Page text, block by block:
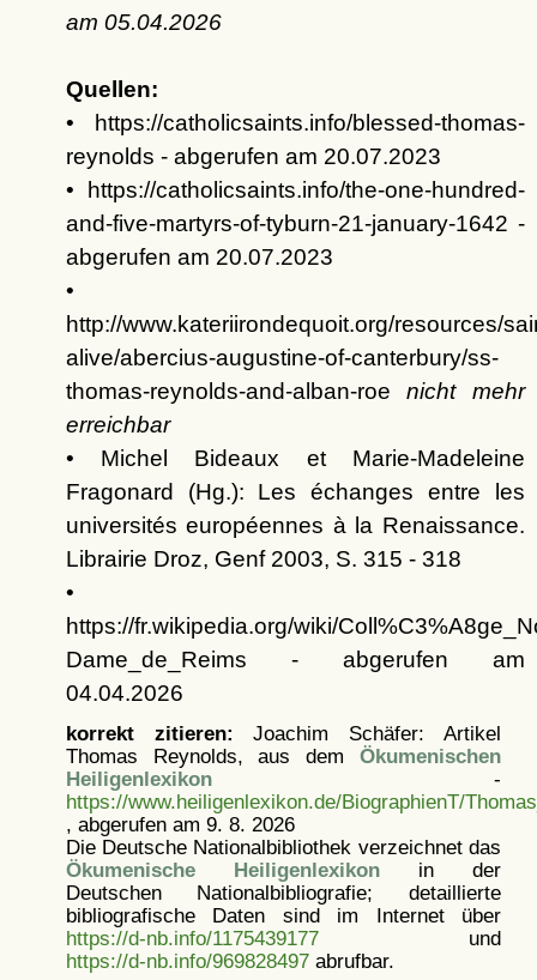
am 05.04.2026
Quellen:
• https://catholicsaints.info/blessed-thomas-
reynolds - abgerufen am 20.07.2023
• https://catholicsaints.info/the-one-hundred-
and-five-martyrs-of-tyburn-21-january-1642 -
abgerufen am 20.07.2023
•
http://www.kateriirondequoit.org/resources/
alive/abercius-augustine-of-canterbury/ss-
thomas-reynolds-and-alban-roenicht mehr
erreichbar
• Michel Bideaux et Marie-Madeleine
Fragonard (Hg.): Les échanges entre les
universités européennes à la Renaissance.
Librairie Droz, Genf 2003, S. 315 - 318
•
https://fr.wikipedia.org/wiki/
Dame_de_Reims - abgerufen am
04.04.2026
korrekt zitieren: Joachim Schäfer: Artikel
Thomas Reynolds, aus dem Ökumenischen
Heiligenlexikon-
https://www.heiligenlexikon.de/BiographienT/
, abgerufen am 9. 8. 2026
Die Deutsche Nationalbibliothek verzeichnet das
Ökumenische Heiligenlexikonin der
Deutschen Nationalbibliografie; detaillierte
bibliografische Daten sind im Internet über
https://d-nb.info/1175439177und
https://d-nb.info/969828497abrufbar.